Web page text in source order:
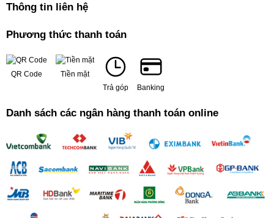
Thông tin liên hệ
Phương thức thanh toán
QR Code
Tiền mặt
Trả góp
Banking
Danh sách các ngân hàng thanh toán online